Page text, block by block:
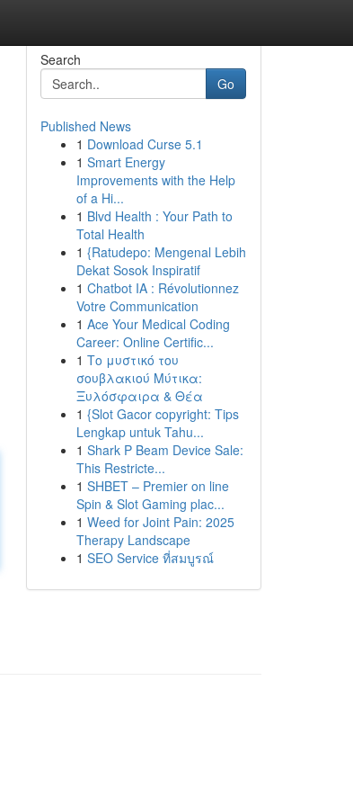
Search
Go
Published News
1 Download Curse 5.1
1 Smart Energy
Improvements with the Help
of a Hi...
1 Blvd Health : Your Path to
Total Health
1 {Ratudepo: Mengenal Lebih
Dekat Sosok Inspiratif
1 Chatbot IA : Révolutionnez
Votre Communication
1 Ace Your Medical Coding
Career: Online Certific...
1 Το μυστικό του
σουβλακιού Μύτικα:
Ξυλόσφαιρα & Θέα
1 {Slot Gacor copyright: Tips
Lengkap untuk Tahu...
1 Shark P Beam Device Sale:
This Restricte...
1 SHBET – Premier on line
Spin & Slot Gaming plac...
1 Weed for Joint Pain: 2025
Therapy Landscape
1 SEO Service ที่สมบูรณ์